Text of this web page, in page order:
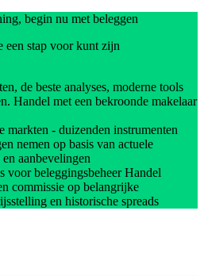
begin nu met beleggen
een stap voor kunt zijn
de beste analyses, moderne tools
Handel met een bekroonde makelaar
- duizenden instrumenten
nemen op basis van actuele
aanbevelingen
voor beleggingsbeheer Handel
commissie op belangrijke
en historische spreads